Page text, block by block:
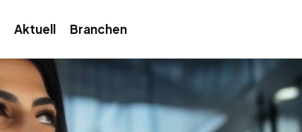
Aktuell Branchen